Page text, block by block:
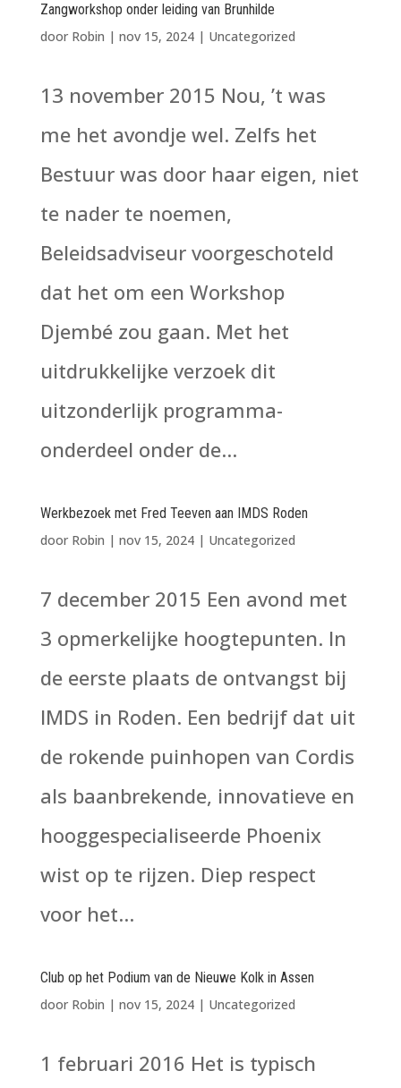
Zangworkshop onder leiding van Brunhilde
door Robin | nov 15, 2024| Uncategorized
13 november 2015 Nou, ’t was
me het avondje wel. Zelfs het
Bestuur was door haar eigen, niet
te nader te noemen,
Beleidsadviseur voorgeschoteld
dat het om een Workshop
Djembé zou gaan. Met het
uitdrukkelijke verzoek dit
uitzonderlijk programma-
onderdeel onder de...
Werkbezoek met Fred Teeven aan IMDS Roden
door Robin | nov 15, 2024| Uncategorized
7 december 2015 Een avond met
3 opmerkelijke hoogtepunten. In
de eerste plaats de ontvangst bij
IMDS in Roden. Een bedrijf dat uit
de rokende puinhopen van Cordis
als baanbrekende, innovatieve en
hooggespecialiseerde Phoenix
wist op te rijzen. Diep respect
voor het...
Club op het Podium van de Nieuwe Kolk in Assen
door Robin | nov 15, 2024| Uncategorized
1 februari 2016 Het is typisch